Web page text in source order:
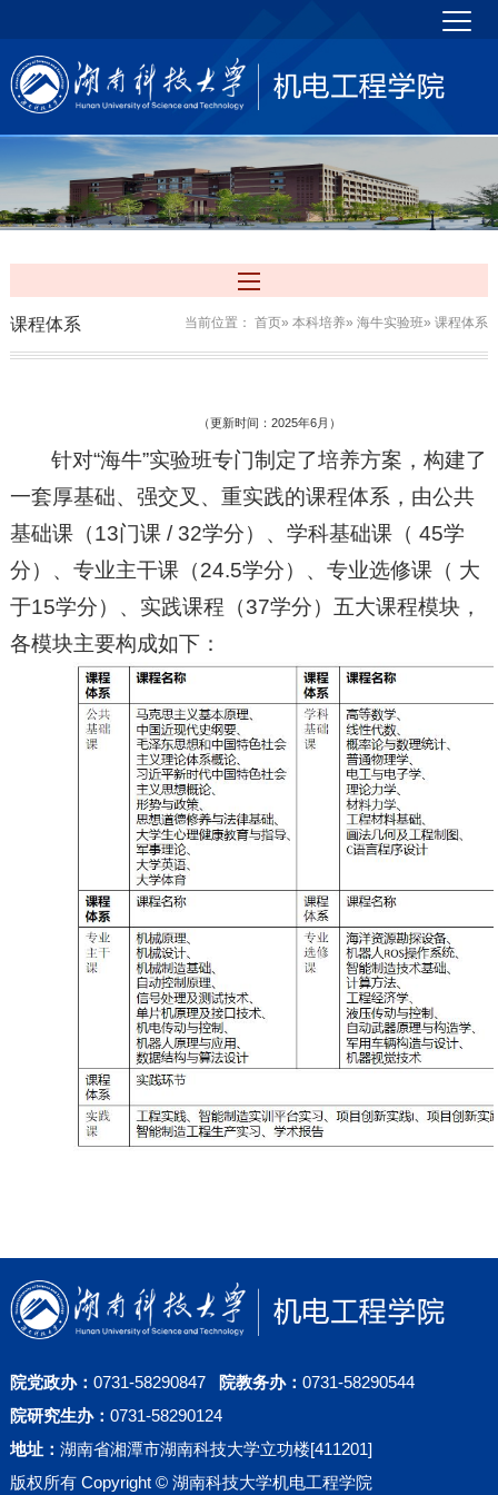
当前位置：首页»本科培养»海牛实验班» 课程体系
课程体系
（更新时间：2025年6月）
针对“海牛”实验班专门制定了培养方案，构建了
一套厚基础、强交叉、重实践的课程体系，由公共
基础课（13门课 / 32学分）、学科基础课（ 45学
分）、专业主干课（24.5学分）、专业选修课（ 大
于15学分）、实践课程（37学分）五大课程模块，
各模块主要构成如下：
院党政办： 0731-58290847 院教务办： 0731-58290544
院研究生办： 0731-58290124
地址： 湖南省湘潭市湖南科技大学立功楼[411201]
版权所有 Copyright © 湖南科技大学机电工程学院